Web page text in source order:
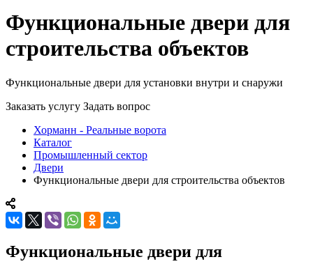
Функциональные двери для
строительства объектов
Функциональные двери для установки внутри и снаружи
Заказать услугу Задать вопрос
Хорманн - Реальные ворота
Каталог
Промышленный сектор
Двери
Функциональные двери для строительства объектов
Функциональные двери для